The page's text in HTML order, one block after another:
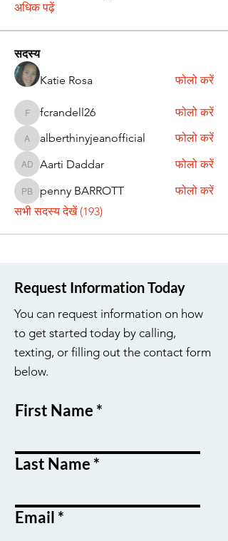
अधिक पढ़ें
सदस्य
Katie Rosa
फोलो करें
fcrandell26
fcrandell26 फोलो करें
alberthinyjeanofficial
alberthinyjeanofficial फोलो करें
Aarti Daddar
Aarti Daddar फोलो करें
penny BARROTT
penny BARROTT
फोलो करें
सभी सदस्य देखें (193)
Request Information Today
You can request information on how
to get started today by calling,
texting, or filling out the contact form
below.
First Name
Last Name
Email